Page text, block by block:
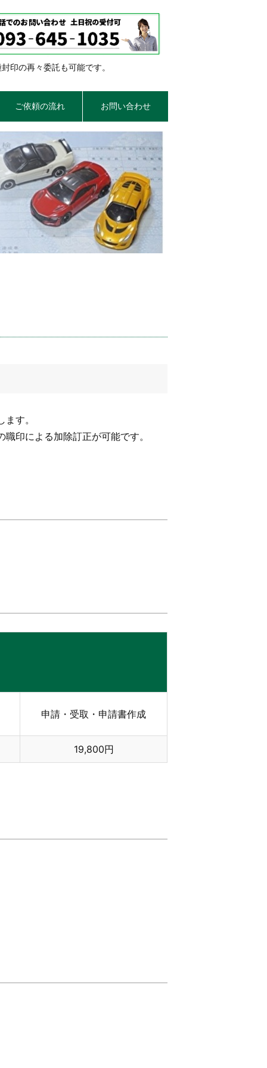
印の再々委託も可能です。
ご依頼の流れ お問い合わせ
す。
印による加除訂正が可能です。
申請・受取・申請書作成
19,800円